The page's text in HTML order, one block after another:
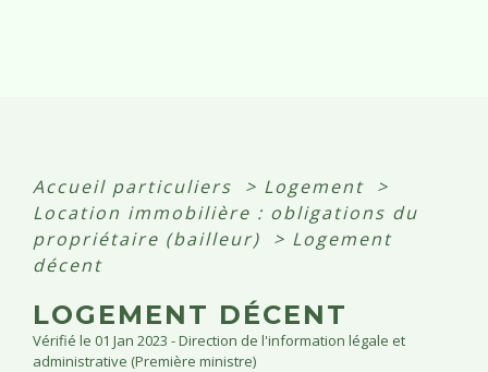
Accueil particuliers > Logement >
Location immobilière : obligations du
propriétaire (bailleur)
> Logement
décent
LOGEMENT DÉCENT
Vérifié le 01 Jan 2023 - Direction de l'information légale et
administrative (Première ministre)